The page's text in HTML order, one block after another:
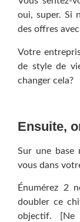
oui, super. Si
des offres
Votre
de style de
changer cela?
Ensuite,
Sur une base
vous dans
Énumérez 2
doubler ce
objectif. [Ne